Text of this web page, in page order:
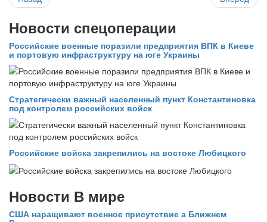
Новости спецоперации
Российские военные поразили предприятия ВПК в Киеве
и портовую инфраструктуру на юге Украины
Стратегически важный населенный пункт Константиновка
под контролем российских войск
Российские войска закрепились на востоке Любицкого
Новости В мире
США наращивают военное присутствие а Ближнем